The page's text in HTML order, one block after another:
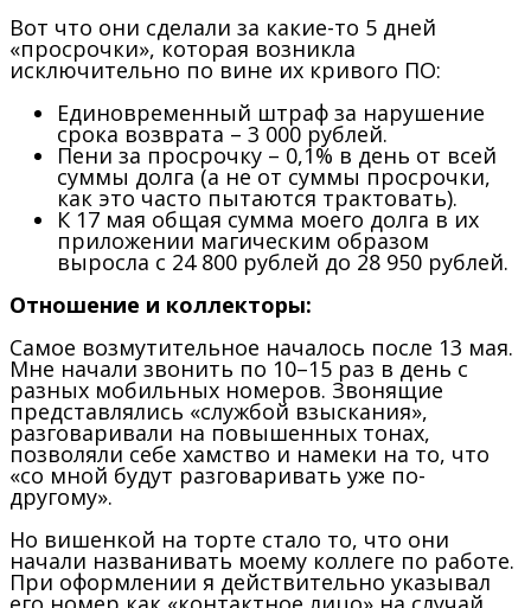
Вот что они сделали за какие-то 5 дней
«просрочки», которая возникла
исключительно по вине их кривого ПО:
Единовременный штраф за нарушение
срока возврата – 3 000 рублей.
Пени за просрочку – 0,1% в день от всей
суммы долга (а не от суммы просрочки,
как это часто пытаются трактовать).
К 17 мая общая сумма моего долга в их
приложении магическим образом
выросла с 24 800 рублей до 28 950 рублей.
Отношение и коллекторы:
Самое возмутительное началось после 13 мая.
Мне начали звонить по 10–15 раз в день с
разных мобильных номеров. Звонящие
представлялись «службой взыскания»,
разговаривали на повышенных тонах,
позволяли себе хамство и намеки на то, что
«со мной будут разговаривать уже по-
другому».
Но вишенкой на торте стало то, что они
начали названивать моему коллеге по работе.
При оформлении я действительно указывал